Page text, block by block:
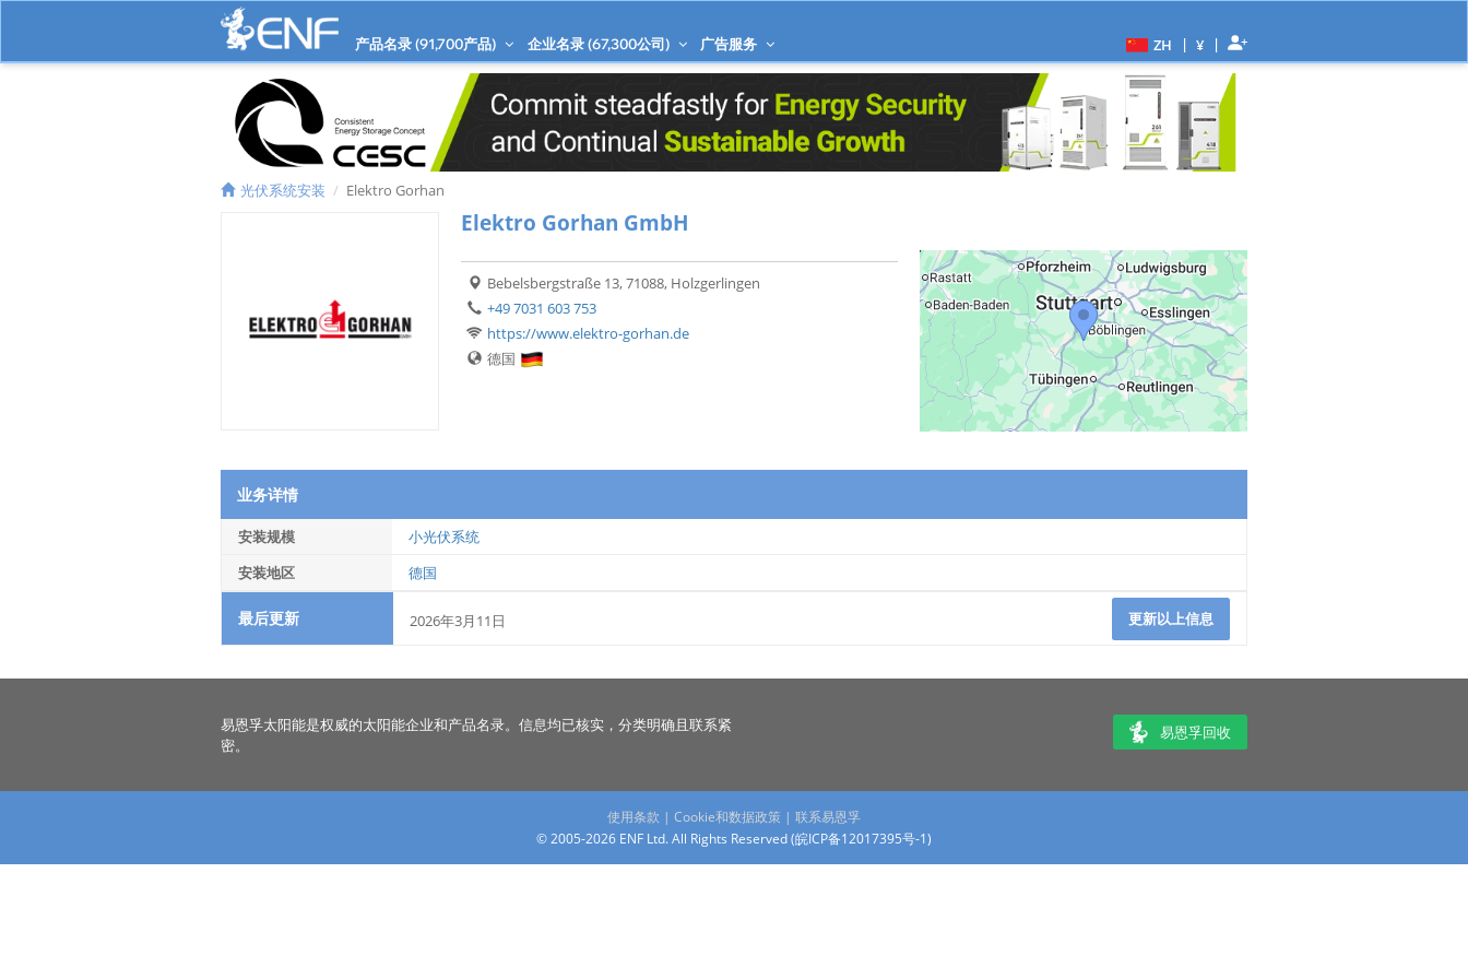
产品名录 (91,700产品) 企业名录 (67,300公司) 广告服务 ZH | ¥ |
光伏系统安装 Elektro Gorhan
Elektro Gorhan GmbH
Bebelsbergstraße 13, 71088, Holzgerlingen
+49 7031 603 753
https://www.elektro-gorhan.de
德国
业务详情
安装规模
小光伏系统
安装地区
德国
最后更新 2026年3月11日 更新以上信息
易恩孚太阳能是权威的太阳能企业和产品名录。信息均已核实，分类明确且联系紧
密。
易恩孚回收
使用条款 | Cookie和数据政策 | 联系易恩孚
© 2005-2026 ENF Ltd. All Rights Reserved (皖ICP备12017395号-1)